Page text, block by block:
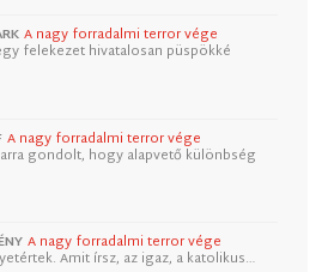
A nagy forradalmi terror vége
felekezet hivatalosan püspökké
A nagy forradalmi terror vége
gondolt, hogy alapvető különbség
A nagy forradalmi terror vége
Amit írsz, az igaz, a katolikus…